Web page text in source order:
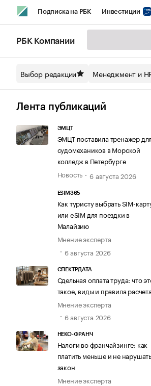
Подписка на РБК Инвестиции
Спецпроекты СПб
Технологии и медиа
РБК Компании
Выбор редакции Менеджмент и
Лента публикаций
ЭМЦТ
ЭМЦТ поставила тренажер для
судомехаников в Морской
колледж в Петербурге
Новость
6 августа 2026
ESIM365
Как туристу выбрать SIM-
или eSIM для поездки в
Малайзию
Мнение эксперта
6 августа 2026
СПЕКТРДАТА
Сдельная оплата труда: что
такое, виды и правила расчета
Мнение эксперта
6 августа 2026
НЕКО-ФРАНЧ
Налоги во франчайзинге: как
платить меньше и не нарушать
закон
Мнение эксперта